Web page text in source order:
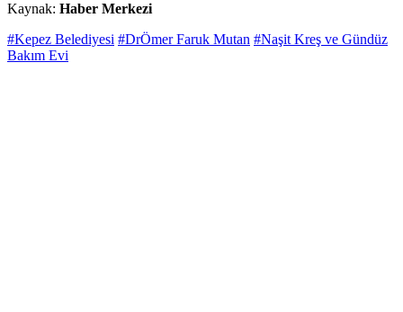
Kaynak: Haber Merkezi
#Kepez Belediyesi #DrÖmer Faruk Mutan #Naşit Kreş ve Gündüz
Bakım Evi